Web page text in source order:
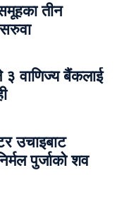
तीन
३ वाणिज्य बैंकलाई
उचाइबाट
पुर्जाको शव